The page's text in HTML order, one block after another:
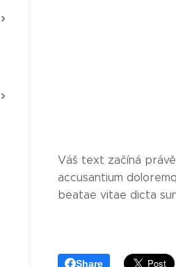
Váš text začíná
accusantium
beatae vitae dicta
Share